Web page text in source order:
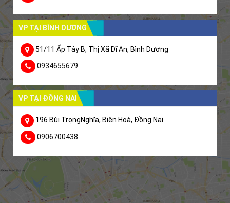
VP TẠI BÌNH DƯƠNG
51/11 Ấp Tây B, Thị Xã Dĩ An, Bình Dương
0934655679
VP TẠI ĐỒNG NAI
196 Bùi TrọngNghĩa, Biên Hoà, Đồng Nai
0906700438